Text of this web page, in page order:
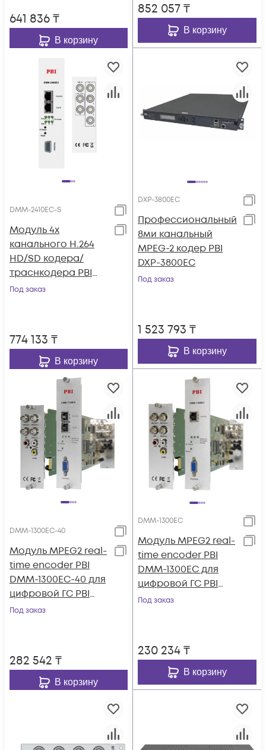
641 836₸
В корзину
852 057₸
В корзину
DMM-2410EC-S
Модуль 4х
канального H.264
HD/SD кодера/
траснкодера PBI
DMM-2410EC-S для
Под заказ
774 133 ₸
В корзину
DXP-3800EC
Профессиональный
8ми канальный
MPEG-2 кодер PBI
DXP-3800EC
Под заказ
1 523 793 ₸
В корзину
DMM-1300EC-40
Модуль MPEG2 real-
time encoder PBI
DMM-1300EC-40 для
цифровой ГС PBI
DMM-1000
Под заказ
282 542 ₸
В корзину
DMM-1300EC
Модуль MPEG2 real-
time encoder PBI
DMM-1300EC для
цифровой ГС PBI
DMM-1000
Под заказ
230 234₸
В корзину